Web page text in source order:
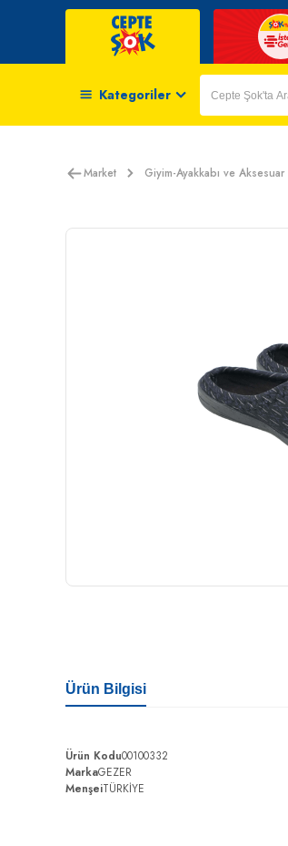
Kategoriler
Market Giyim-Ayakkabı ve Aksesuar
Ürün Bilgisi
Ürün Kodu00100332
MarkaGEZER
MenşeiTÜRKİYE